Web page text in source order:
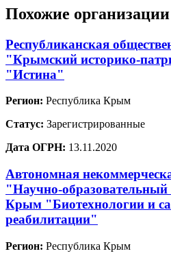
Похожие организации
Республиканская
"Крымский историко-
"Истина"
Регион: Республика Крым
Статус: Зарегистрированные
Дата ОГРН: 13.11.2020
Автономная
"Научно-образовательный
Крым "Биотехнологии и
реабилитации"
Регион: Республика Крым